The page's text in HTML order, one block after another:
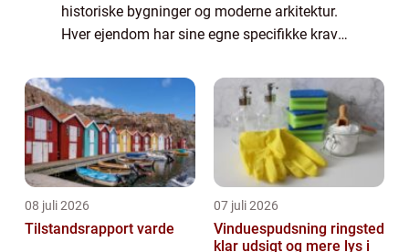
historiske bygninger og moderne arkitektur.
Hver ejendom har sine egne specifikke krav,
glarmester, d...
08 juli 2026
Tilstandsrapport varde
07 juli 2026
Vinduespudsning ringsted
klar udsigt og mere lys i